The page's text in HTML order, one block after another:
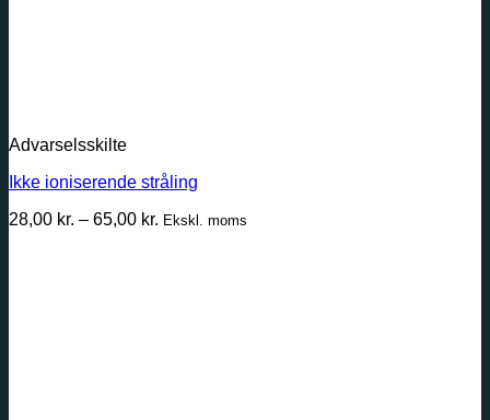
Advarselsskilte
Ikke ioniserende stråling
28,00 kr. – 65,00 kr. Prisinterval:
Ekskl. moms